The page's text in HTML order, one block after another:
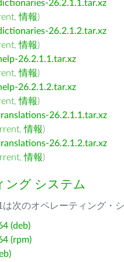
26.2.1.1.tar.xz
,情報)
26.2.1.2.tar.xz
,情報)
26.2.1.1.tar.xz
,情報)
26.2.1.2.tar.xz
,情報)
26.2.1.1.tar.xz
,情報)
26.2.1.2.tar.xz
,情報)
ング システム
は次のオペレーティング・
(deb)
(rpm)